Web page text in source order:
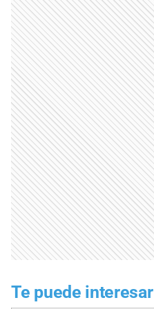
Te puede interesar